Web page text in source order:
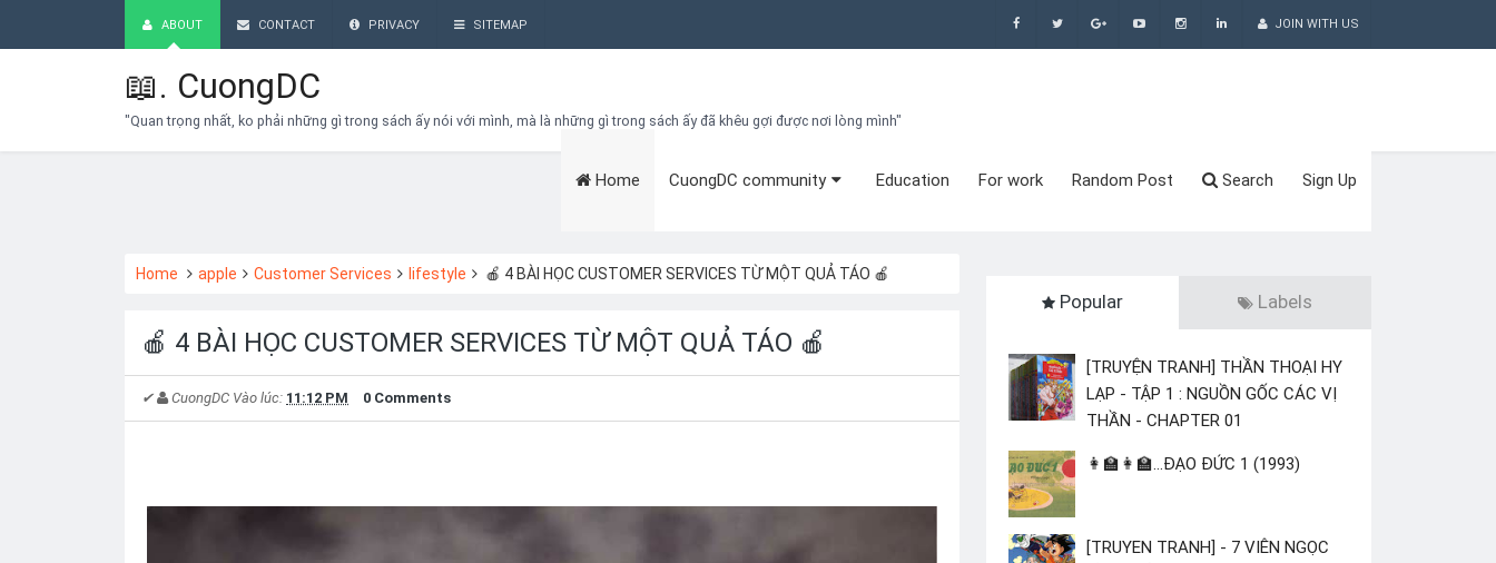
ABOUT CONTACT PRIVACY SITEMAP JOIN WITH US
📖. CuongDC
"Quan trọng nhất, ko phải những gì trong sách ấy nói với mình, mà là những gì trong sách ấy đã khêu gợi được nơi lòng mình"
Home CuongDC community Education For work Random Post Search Sign Up
Home apple Customer Services lifestyle 🍎 4 BÀI HỌC CUSTOMER SERVICES TỪ MỘT QUẢ TÁO 🍎
🍎 4 BÀI HỌC CUSTOMER SERVICES TỪ MỘT QUẢ TÁO 🍎
✔ CuongDC Vào lúc: 11:12 PM 0 Comments
Popular Labels
[TRUYỆN TRANH] THẦN THOẠI HY
LẠP - TẬP 1 : NGUỒN GỐC CÁC VỊ
THẦN - CHAPTER 01
👩‍🏫👩‍🏫...ĐẠO ĐỨC 1 (1993)
[TRUYEN TRANH] - 7 VIÊN NGỌC
Bạn đang cần tìm kiếm gì?